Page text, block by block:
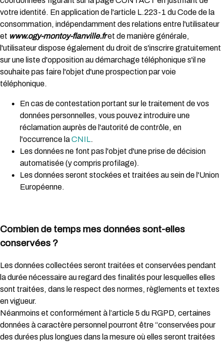
votre identité. En application de l'article L.223-1 du Code de la
consommation, indépendamment des relations entre l'utilisateur
et www.ogy-montoy-flanville.fret de manière générale,
l'utilisateur dispose également du droit de s'inscrire gratuitement
sur une liste d'opposition au démarchage téléphonique s'il ne
souhaite pas faire l'objet d'une prospection par voie
téléphonique.
En cas de contestation portant sur le traitement de vos
données personnelles, vous pouvez introduire une
réclamation auprès de l'autorité de contrôle, en
l'occurrence laCNIL.
Les données ne font pas l'objet d'une prise de décision
automatisée (y compris profilage).
Les données seront stockées et traitées au sein de l'Union
Européenne.
Combien de temps mes données sont-elles
conservées ?
Les données collectées seront traitées et conservées pendant
la durée nécessaire au regard des finalités pour lesquelles elles
sont traitées, dans le respect des normes, règlements et textes
en vigueur.
Néanmoins et conformément à l’article 5 du RGPD, certaines
données à caractère personnel pourront être “conservées pour
des durées plus longues dans la mesure où elles seront traitées